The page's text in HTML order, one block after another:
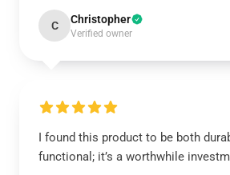
C Christopher
Verified owner
I found this product to be both
functional; it’s a worthwhile